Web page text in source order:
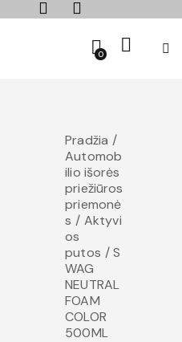
0
Pradžia
Automob
ilio išorės
priežiūros
priemonė
s
Aktyvi
os
putos
S
WAG
NEUTRAL
FOAM
COLOR
500ML